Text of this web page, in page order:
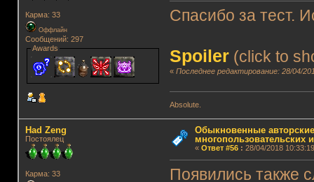
Карма: 33
Оффлайн
Сообщений: 297
Awards
Спасибо за тест.
Spoiler (click to
«Последнее редактирование: 28/04/
Absolute.
Had Zeng
Постоялец
Карма: 33
Обыкновенные
многопользовательских
« Ответ #56: 28/04/2018
Появились также